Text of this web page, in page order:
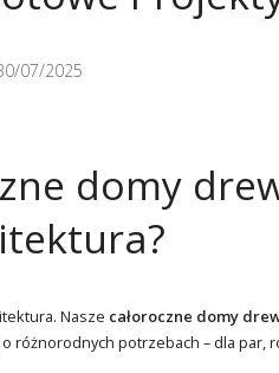
07/2025
domy
Nasze całoroczne domy
różnorodnych potrzebach – dla